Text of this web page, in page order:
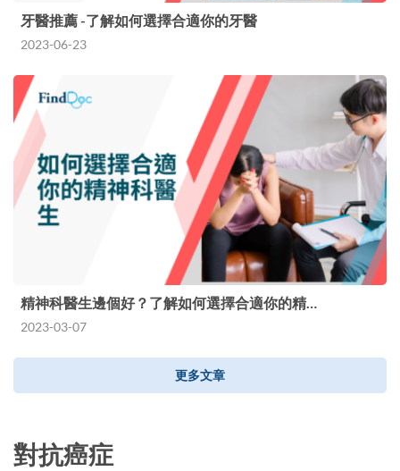
牙醫推薦 -了解如何選擇合適你的牙醫
2023-06-23
精神科醫生邊個好？了解如何選擇合適你的精…
2023-03-07
更多文章
對抗癌症